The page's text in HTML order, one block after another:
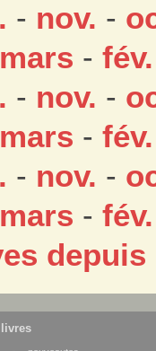
- nov. -
mars -fév.
- nov. -
mars -fév.
- nov. -
mars -fév.
depuis
livres